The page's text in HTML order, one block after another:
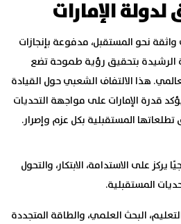
الإمارات
نحو المستقبل، مدفوعة بإنجازات
الرشيدة بتحقيق رؤية طموحة تضع
هذا الالتفاف الشعبي حول القيادة
قدرة الإمارات على مواجهة التحديات
المستقبلية بكل عزم وإصرار.
يركز على الاستدامة، الابتكار، والتحول
المستقبلية.
البحث العلمي، والطاقة المتجددة